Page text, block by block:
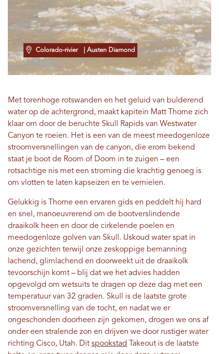
Colorado-rivier | Austen Diamond
Met torenhoge rotswanden en het geluid van bulderend
water op de achtergrond, maakt kapitein Matt Thorne zich
klaar om door de beruchte Skull Rapids van Westwater
Canyon te roeien. Het is een van de meest meedogenloze
stroomversnellingen van de canyon, die erom bekend
staat je boot de Room of Doom in te zuigen – een
rotsachtige nis met een stroming die krachtig genoeg is
om vlotten te laten kapseizen en te vernielen.
Gelukkig is Thorne een ervaren gids en peddelt hij hard
en snel, manoeuvrerend om de bootverslindende
draaikolk heen en door de cirkelende poelen en
meedogenloze golven van Skull. IJskoud water spat in
onze gezichten terwijl onze zeskoppige bemanning
lachend, glimlachend en doorweekt uit de draaikolk
tevoorschijn komt – blij dat we het advies hadden
opgevolgd om wetsuits te dragen op deze dag met een
temperatuur van 32 graden. Skull is de laatste grote
stroomversnelling van de tocht, en nadat we er
ongeschonden doorheen zijn gekomen, drogen we ons af
onder een stralende zon en drijven we door rustiger water
richting Cisco, Utah. Dit spookstad
Takeout is de laatste